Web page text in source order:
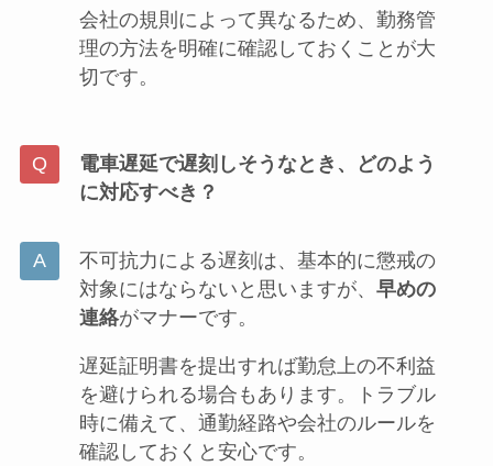
会社の規則によって異なるため、勤務管
理の方法を明確に確認しておくことが大
切です。
電車遅延で遅刻しそうなとき、どのよう
に対応すべき？
不可抗力による遅刻は、基本的に懲戒の
対象にはならないと思いますが、 早めの
連絡がマナーです。
遅延証明書を提出すれば勤怠上の不利益
を避けられる場合もあります。トラブル
時に備えて、通勤経路や会社のルールを
確認しておくと安心です。